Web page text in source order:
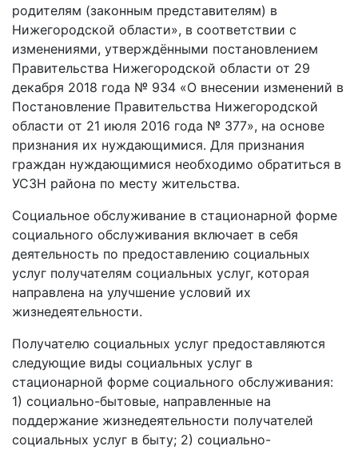
родителям (законным представителям) в
Нижегородской области», в соответствии с
изменениями, утверждёнными постановлением
Правительства Нижегородской области от 29
декабря 2018 года № 934 «О внесении изменений в
Постановление Правительства Нижегородской
области от 21 июля 2016 года № 377», на основе
признания их нуждающимися. Для признания
граждан нуждающимися необходимо обратиться в
УСЗН района по месту жительства.
Социальное обслуживание в стационарной форме
социального обслуживания включает в себя
деятельность по предоставлению социальных
услуг получателям социальных услуг, которая
направлена на улучшение условий их
жизнедеятельности.
Получателю социальных услуг предоставляются
следующие виды социальных услуг в
стационарной форме социального обслуживания:
1) социально-бытовые, направленные на
поддержание жизнедеятельности получателей
социальных услуг в быту; 2) социально-